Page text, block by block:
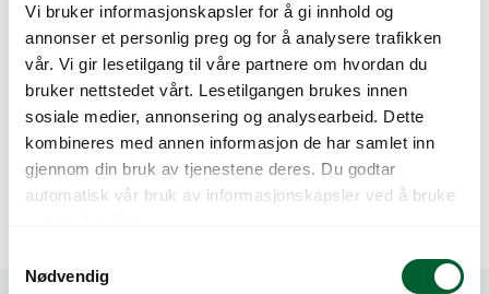
Vi bruker informasjonskapsler for å gi innhold og
annonser et personlig preg og for å analysere trafikken
vår. Vi gir lesetilgang til våre partnere om hvordan du
bruker nettstedet vårt. Lesetilgangen brukes innen
sosiale medier, annonsering og analysearbeid. Dette
kombineres med annen informasjon de har samlet inn
gjennom din bruk av tjenestene deres. Du godtar
automatisk vår bruk av informasjonskapsler ved å bruke
Nødvendig
BLOMSTERENG LAV
BLANDING
Varenr: 423379100 Varen er på lager
Dette er en blanding lave sorter for
etablering av blomstereng.
Prisfra1.095kr
BLOMSTERENG REN
BLANDING
Varenr: 423395100 Varen er på lager
Prisfra1.549kr